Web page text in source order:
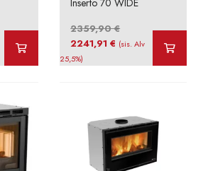
Inserto 70 WIDE
2359,90€
Alkuperäinen
hinta
2241,91€ Nykyinen
(sis. Alv
25,5%)